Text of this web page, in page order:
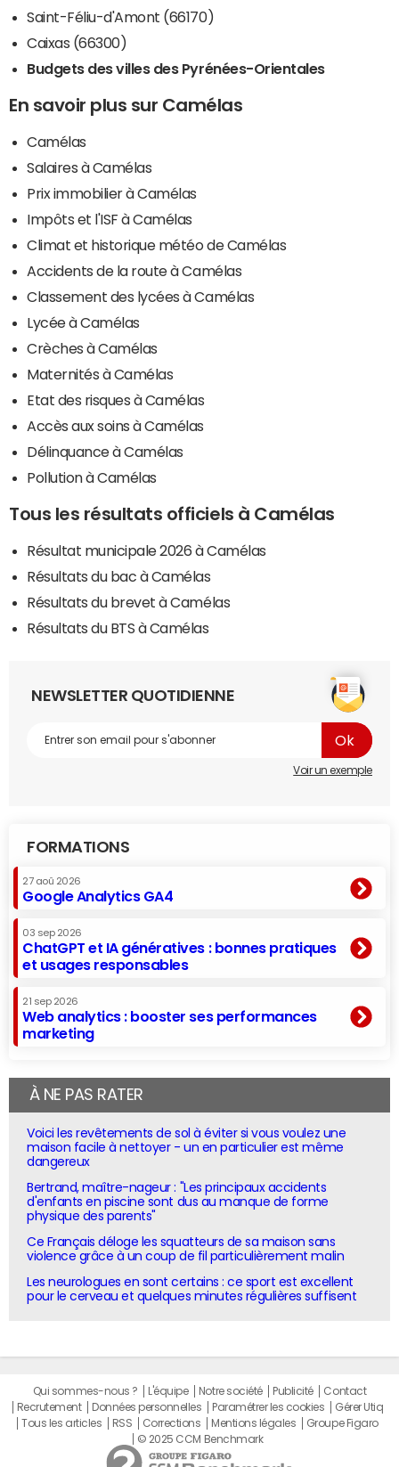
Saint-Féliu-d'Amont (66170)
Caixas (66300)
Budgets des villes des Pyrénées-Orientales
En savoir plus sur Camélas
Camélas
Salaires à Camélas
Prix immobilier à Camélas
Impôts et l'ISF à Camélas
Climat et historique météo de Camélas
Accidents de la route à Camélas
Classement des lycées à Camélas
Lycée à Camélas
Crèches à Camélas
Maternités à Camélas
Etat des risques à Camélas
Accès aux soins à Camélas
Délinquance à Camélas
Pollution à Camélas
Tous les résultats officiels à Camélas
Résultat municipale 2026 à Camélas
Résultats du bac à Camélas
Résultats du brevet à Camélas
Résultats du BTS à Camélas
NEWSLETTER QUOTIDIENNE
Voir un exemple
FORMATIONS
27 aoû 2026
Google Analytics GA4
03 sep 2026
ChatGPT et IA génératives : bonnes pratiques
et usages responsables
21 sep 2026
Web analytics : booster ses performances
marketing
À NE PAS RATER
Voici les revêtements de sol à éviter si vous voulez une
maison facile à nettoyer - un en particulier est même
dangereux
Bertrand, maître-nageur : "Les principaux accidents
d'enfants en piscine sont dus au manque de forme
physique des parents"
Ce Français déloge les squatteurs de sa maison sans
violence grâce à un coup de fil particulièrement malin
Les neurologues en sont certains : ce sport est excellent
pour le cerveau et quelques minutes régulières suffisent
Qui sommes-nous ? L'équipe Notre société Publicité
Contact
Recrutement
Données personnelles Paramétrer les cookies
Gérer Utiq
Tous les articles
RSS Corrections Mentions légales
Groupe Figaro
© 2025 CCM Benchmark